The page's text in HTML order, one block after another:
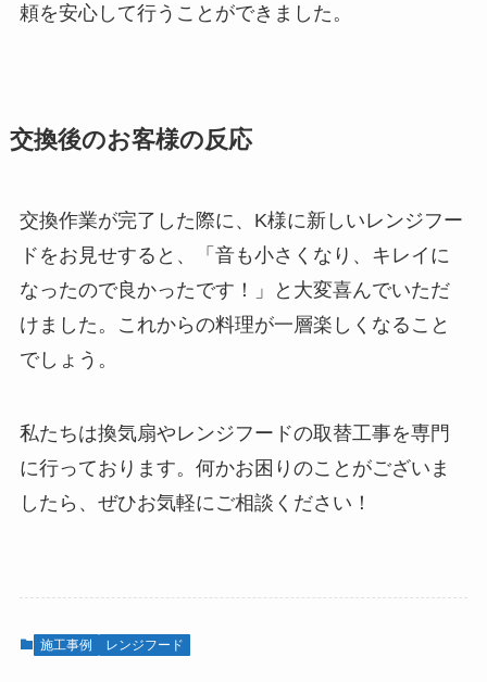
頼を安心して行うことができました。
交換後のお客様の反応
交換作業が完了した際に、K様に新しいレンジフー
ドをお見せすると、「音も小さくなり、キレイに
なったので良かったです！」と大変喜んでいただ
けました。これからの料理が一層楽しくなること
でしょう。
私たちは換気扇やレンジフードの取替工事を専門
に行っております。何かお困りのことがございま
したら、ぜひお気軽にご相談ください！
施工事例 レンジフード